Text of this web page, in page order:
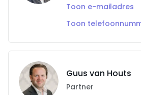
Toon e-mailadres
Toon
Guus van Houts
Partner